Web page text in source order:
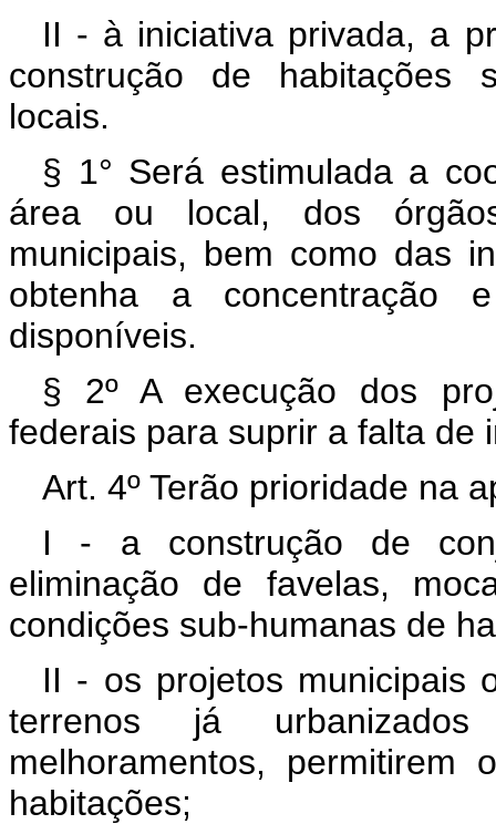
II - à iniciativa privada, a
construção de habitações
locais.
§ 1° Será estimulada a
área ou local, dos
municipais, bem como das
obtenha a concentração
disponíveis.
§ 2º A execução dos
federais para suprir a falta de
Art. 4º Terão prioridade na
I - a construção de
eliminação de favelas,
condições sub-humanas de
II - os projetos municipais
terrenos já
melhoramentos,
habitações;